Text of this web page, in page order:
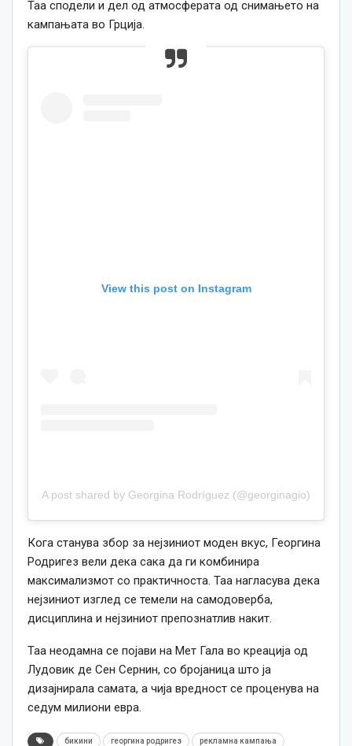
Таа сподели и дел од атмосферата од снимањето на
кампањата во Грција.
View this post on Instagram
A post shared by Georgina Rodríguez (@georginagio)
Кога станува збор за нејзиниот моден вкус, Георгина
Родригез вели дека сака да ги комбинира
максимализмот со практичноста. Таа нагласува дека
нејзиниот изглед се темели на самодоверба,
дисциплина и нејзиниот препознатлив накит.
Таа неодамна се појави на Мет Гала во креација од
Лудовик де Сен Сернин, со бројаница што ја
дизајнирала самата, а чија вредност се проценува на
седум милиони евра.
бикини георгина родригез рекламна кампања